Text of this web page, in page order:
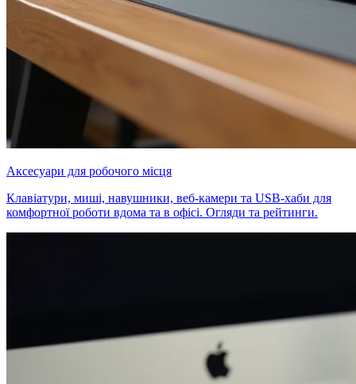
Аксесуари для робочого місця
Клавіатури, миші, навушники, веб-камери та USB-хаби для
комфортної роботи вдома та в офісі. Огляди та рейтинги.